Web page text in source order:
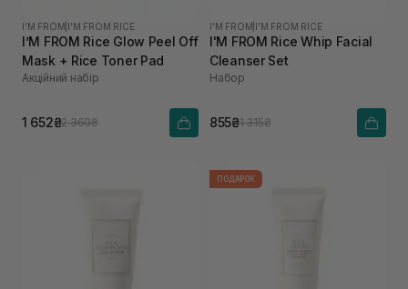
I'M FROM I'M FROM RICE
I’M FROM Rice Glow Peel Off
Mask + Rice Toner Pad
Акційний набір
1 652₴2 360₴
I'M FROM I'M FROM RICE
I'M FROM Rice Whip Facial
Cleanser Set
Набор
855₴1 315₴
ПОДАРОК